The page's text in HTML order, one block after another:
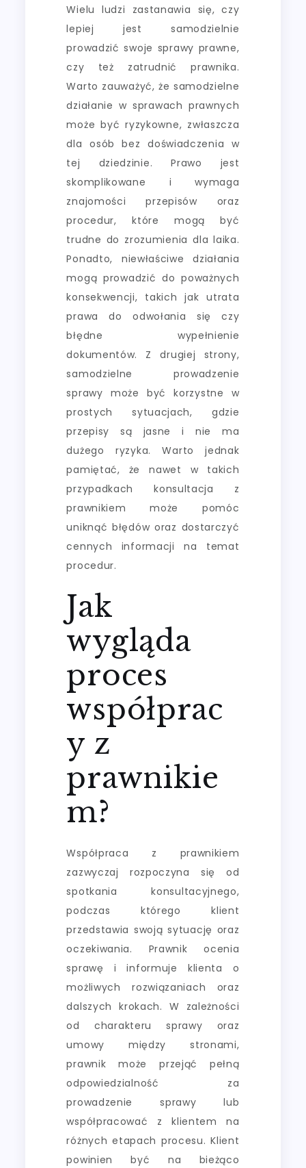
Wielu ludzi zastanawia się, czy
lepiej jest samodzielnie
prowadzić swoje sprawy prawne,
czy też zatrudnić prawnika.
Warto zauważyć, że samodzielne
działanie w sprawach prawnych
może być ryzykowne, zwłaszcza
dla osób bez doświadczenia w
tej dziedzinie. Prawo jest
skomplikowane i wymaga
znajomości przepisów oraz
procedur, które mogą być
trudne do zrozumienia dla laika.
Ponadto, niewłaściwe działania
mogą prowadzić do poważnych
konsekwencji, takich jak utrata
prawa do odwołania się czy
błędne wypełnienie
dokumentów. Z drugiej strony,
samodzielne prowadzenie
sprawy może być korzystne w
prostych sytuacjach, gdzie
przepisy są jasne i nie ma
dużego ryzyka. Warto jednak
pamiętać, że nawet w takich
przypadkach konsultacja z
prawnikiem może pomóc
uniknąć błędów oraz dostarczyć
cennych informacji na temat
procedur.
Jak
wygląda
proces
współprac
y z
prawnikie
m?
Współpraca z prawnikiem
zazwyczaj rozpoczyna się od
spotkania konsultacyjnego,
podczas którego klient
przedstawia swoją sytuację oraz
oczekiwania. Prawnik ocenia
sprawę i informuje klienta o
możliwych rozwiązaniach oraz
dalszych krokach. W zależności
od charakteru sprawy oraz
umowy między stronami,
prawnik może przejąć pełną
odpowiedzialność za
prowadzenie sprawy lub
współpracować z klientem na
różnych etapach procesu. Klient
powinien być na bieżąco